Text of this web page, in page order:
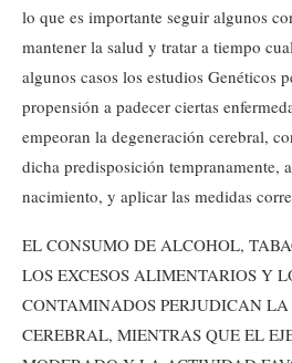
lo que es importante seguir algunos
mantener la salud y tratar a tiempo
algunos casos los estudios Genéticos
propensión a padecer ciertas
empeoran la degeneración cerebral,
dicha predisposición tempranamente,
nacimiento, y aplicar las medidas
EL CONSUMO DE ALCOHOL,
LOS EXCESOS ALIMENTARIOS Y
CONTAMINADOS PERJUDICAN
CEREBRAL, MIENTRAS QUE EL